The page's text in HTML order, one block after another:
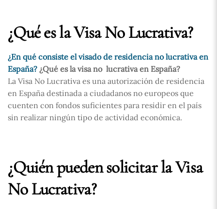
¿Qué es la Visa No Lucrativa?
¿En qué consiste el visado de residencia no lucrativa en
España? ¿Qué es la visa no lucrativa en España?
La Visa No Lucrativa es una autorización de residencia
en España destinada a ciudadanos no europeos que
cuenten con fondos suficientes para residir en el país
sin realizar ningún tipo de actividad económica.
¿Quién pueden solicitar la Visa
No Lucrativa?